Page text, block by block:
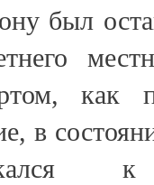
был
как
в
к